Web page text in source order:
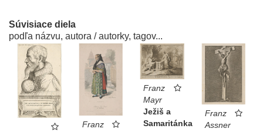
Súvisiace diela
podľa názvu, autora / autorky, tagov...
Franz
Franz
Mayr
Ježiš a
Samaritánka
Franz
Assner